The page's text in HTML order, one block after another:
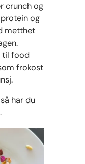
crunch og
og
metthet
til food
frokost
har du